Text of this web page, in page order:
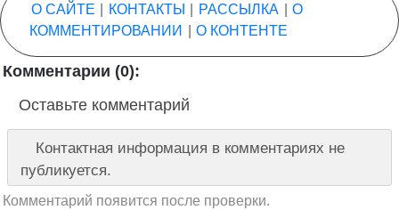
О САЙТЕ КОНТАКТЫ РАССЫЛКА
О
КОММЕНТИРОВАНИИ
О КОНТЕНТЕ
Комментарии (0):
Оставьте комментарий
Контактная информация в комментариях не
публикуется.
Комментарий появится после проверки.